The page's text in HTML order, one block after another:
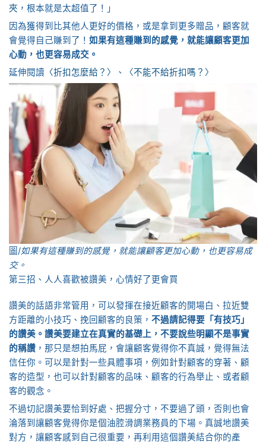
夾 ，根本就是太超值了！」
因為獲得到比其他人更好的價格，或是拿到更多贈品，顧客就
會覺得自己賺到了！ 如果有這種賺到的感覺，就能讓顧客更加
心動，也更容易成交。
延伸閱讀 〈折扣怎麼給？〉 、 〈不能不給折扣嗎？〉
圖/如果有這種賺到的感覺，就能讓顧客更加心動，也更容易成
交。
第三招、人人喜歡被讚美，心情好了更會買
讚美的話語非常管用，可以發揮在接近顧客的開場白、拉近雙
方距離的小技巧、挽回顧客的良策， 不過請記得要「有技巧」
的讚美。讚美要建立在真實的基礎上，不要說些明顯不是事實
的稱讚 ，那只是想拍馬屁，會讓顧客覺得你不真誠，覺得無法
信任你。可以是針對一些具體事項，例如針對顧客的穿著、顧
客的造型，也可以針對顧客的品味、顧客的行為舉止、或者顧
客的觀念。
不過切記讚美要恰到好處、把握分寸，不要過了頭，否則也會
淪落到讓顧客覺得你是個油腔滑調業務員的下場。真誠地讚美
對方，讓顧客感到自己很重要，再利用這個讚美結合你的產